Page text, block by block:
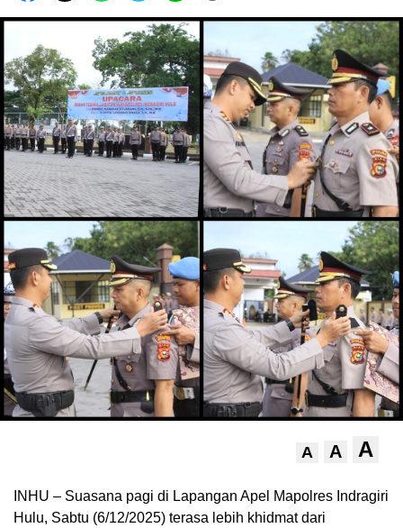
A A A
INHU – Suasana pagi di Lapangan Apel Mapolres Indragiri
Hulu, Sabtu (6/12/2025) terasa lebih khidmat dari